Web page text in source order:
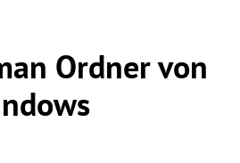
Ordner von